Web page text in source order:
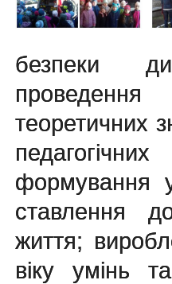
безпеки
теоретичних
формування у
ставлення
життя;
віку умінь